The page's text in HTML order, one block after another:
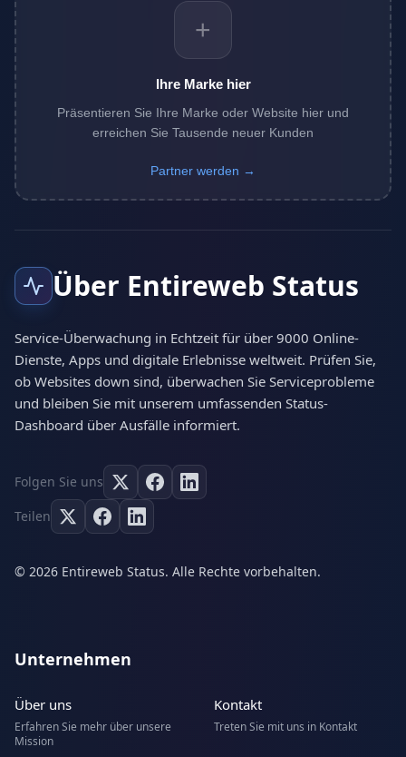
+
Ihre Marke hier
Präsentieren Sie Ihre Marke oder Website hier und
erreichen Sie Tausende neuer Kunden
Partner werden →
Über Entireweb Status
Service-Überwachung in Echtzeit für über 9000 Online-
Dienste, Apps und digitale Erlebnisse weltweit. Prüfen Sie,
ob Websites down sind, überwachen Sie Serviceprobleme
und bleiben Sie mit unserem umfassenden Status-
Dashboard über Ausfälle informiert.
Folgen Sie uns
Teilen
© 2026 Entireweb Status. Alle Rechte vorbehalten.
Unternehmen
Über uns
Erfahren Sie mehr über unsere
Mission
Kontakt
Treten Sie mit uns in Kontakt